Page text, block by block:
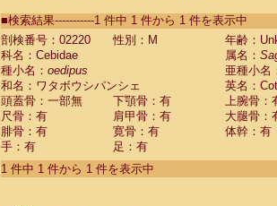
CebidaeSaguinus labiatus(0)
Cebidae Saguinus leucopus (0)
Cebidae
Cebidae
CebidaeSaguinus nigricollis (0)
Cebidae Saguinus oedipus
Cebidae Saguinus weddelli
Cebidae Saguinusspp.
Cebidae Aotus trivirgatus
Cebidae Cebus albifrons
■検索結果-----------1 件中 1 件から 1 件を表示中
剖検番号：02220
性別：M
年齢：
科名：Cebidae
属名：
種小名： oedipus
亜種小名
和名：ワタボウシパンシェ
英名：
頭蓋骨：一部無
下顎骨：有
上腕骨：
尺骨：有
肩甲骨：有
大腿骨：
腓骨：有
寛骨：有
体幹：有
手：有
足：有
1 件中 1 件から 1 件を表示中